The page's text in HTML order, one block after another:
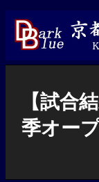
キ
【試合
季オー